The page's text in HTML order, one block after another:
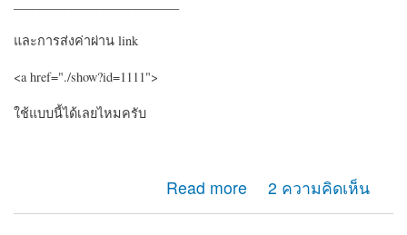
และการส่งค่าผ่าน link
<a href="./show?id=1111">
ใช้แบบนี้ได้เลยไหมครับ
Read more
about เรื่อง form post และ ส่งค่าผ่าน link get ครับ
2 ความคิดเห็น